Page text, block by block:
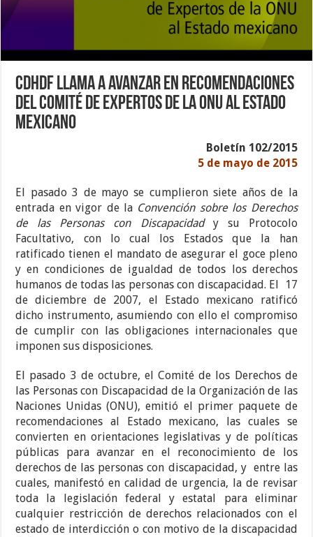
CDHDF llama a avanzar en Recomendaciones
del Comité de Expertos de la ONU al Estado
Mexicano
Boletín 102/2015
5 de mayo de 2015
El pasado 3 de mayo se cumplieron siete años de la
entrada en vigor de la Convención sobre los Derechos
de las Personas con Discapacidady su Protocolo
Facultativo, con lo cual los Estados que la han
ratificado tienen el mandato de asegurar el goce pleno
y en condiciones de igualdad de todos los derechos
humanos de todas las personas con discapacidad. El 17
de diciembre de 2007, el Estado mexicano ratificó
dicho instrumento, asumiendo con ello el compromiso
de cumplir con las obligaciones internacionales que
imponen sus disposiciones.
El pasado 3 de octubre, el Comité de los Derechos de
las Personas con Discapacidad de la Organización de las
Naciones Unidas (ONU), emitió el primer paquete de
recomendaciones al Estado mexicano, las cuales se
convierten en orientaciones legislativas y de políticas
públicas para avanzar en el reconocimiento de los
derechos de las personas con discapacidad, y entre las
cuales, manifestó en calidad de urgencia, la de revisar
toda la legislación federal y estatal para eliminar
cualquier restricción de derechos relacionados con el
estado de interdicción o con motivo de la discapacidad